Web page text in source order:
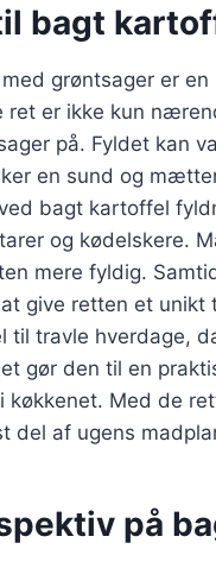
bagt
grøntsager er
ret er ikke kun
på. Fyldet kan
en sund og
bagt kartoffel
og kødelskere.
mere fyldig.
give retten et unikt
til travle hverdage,
gør den til en
køkkenet. Med de
del af ugens
på